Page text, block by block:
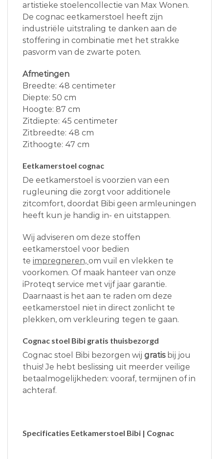
artistieke stoelencollectie van Max Wonen.
De cognac eetkamerstoel heeft zijn
industriële uitstraling te danken aan de
stoffering in combinatie met het strakke
pasvorm van de zwarte poten.
Afmetingen
Breedte: 48 centimeter
Diepte: 50 cm
Hoogte: 87 cm
Zitdiepte: 45 centimeter
Zitbreedte: 48 cm
Zithoogte: 47 cm
Eetkamerstoel cognac
De eetkamerstoel is voorzien van een
rugleuning die zorgt voor additionele
zitcomfort, doordat Bibi geen armleuningen
heeft kun je handig in- en uitstappen.
Wij adviseren om deze stoffen
eetkamerstoel voor bedien
te impregneren, om vuil en vlekken te
voorkomen. Of maak hanteer van onze
iProteqt service met vijf jaar garantie.
Daarnaast is het aan te raden om deze
eetkamerstoel niet in direct zonlicht te
plekken, om verkleuring tegen te gaan.
Cognac stoel Bibi gratis thuisbezorgd
Cognac stoel Bibi bezorgen wij gratis bij jou
thuis! Je hebt beslissing uit meerder veilige
betaalmogelijkheden: vooraf, termijnen of in
achteraf.
Specificaties Eetkamerstoel Bibi | Cognac